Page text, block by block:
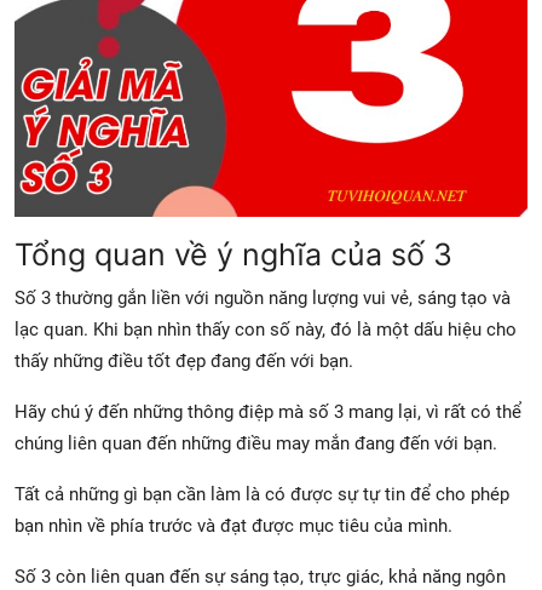
Tổng quan về ý nghĩa của số 3
Số 3 thường gắn liền với nguồn năng lượng vui vẻ, sáng tạo và
lạc quan. Khi bạn nhìn thấy con số này, đó là một dấu hiệu cho
thấy những điều tốt đẹp đang đến với bạn.
Hãy chú ý đến những thông điệp mà số 3 mang lại, vì rất có thể
chúng liên quan đến những điều may mắn đang đến với bạn.
Tất cả những gì bạn cần làm là có được sự tự tin để cho phép
bạn nhìn về phía trước và đạt được mục tiêu của mình.
Số 3 còn liên quan đến sự sáng tạo, trực giác, khả năng ngôn